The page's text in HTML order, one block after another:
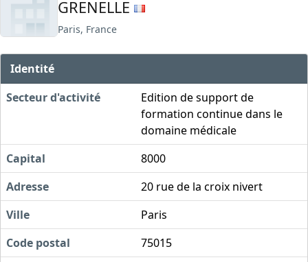
GRENELLE
Paris, France
Identité
Secteur d'activité
Edition de support de
formation continue dans le
domaine médicale
Capital
8000
Adresse
20 rue de la croix nivert
Ville
Paris
Code postal
75015